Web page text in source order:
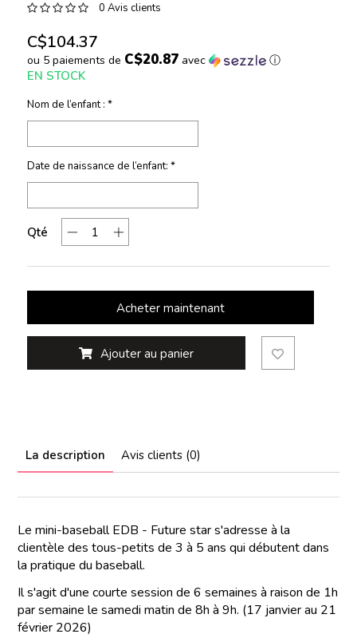
0 Avis clients
C$104.37
ou 5 paiements de C$20.87avec ⓘ
EN STOCK
Nom de l’enfant : *
Date de naissance de l’enfant: *
Qté
Acheter maintenant
Ajouter au panier
La description Avis clients (0)
Le mini-baseball EDB - Future star s'adresse à la
clientèle des tous-petits de 3 à 5 ans qui débutent dans
la pratique du baseball.
Il s'agit d'une courte session de 6 semaines à raison de 1h
par semaine le samedi matin de 8h à 9h. (17 janvier au 21
février 2026)